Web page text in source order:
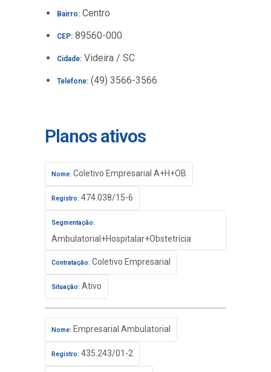
Bairro: Centro
CEP: 89560-000
Cidade: Videira / SC
Telefone: (49) 3566-3566
Planos ativos
Nome: Coletivo Empresarial A+H+OB
Registro: 474.038/15-6
Segmentação:
Ambulatorial+Hospitalar+Obstetrícia
Contratação: Coletivo Empresarial
Situação: Ativo
Nome: Empresarial Ambulatorial
Registro: 435.243/01-2